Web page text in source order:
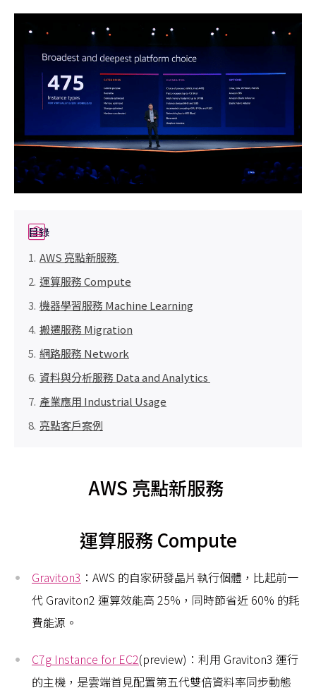
目錄
AWS 亮點新服務
運算服務 Compute
機器學習服務 Machine Learning
搬遷服務 Migration
網路服務 Network
資料與分析服務 Data and Analytics
產業應用 Industrial Usage
亮點客戶案例
AWS 亮點新服務
運算服務 Compute
Graviton3 ：AWS 的自家研發晶片執行個體，比起前一
代 Graviton2 運算效能高 25%，同時節省近 60% 的耗
費能源。
C7g Instance for EC2(preview)：利用 Graviton3 運行
的主機，是雲端首見配置第五代雙倍資料率同步動態